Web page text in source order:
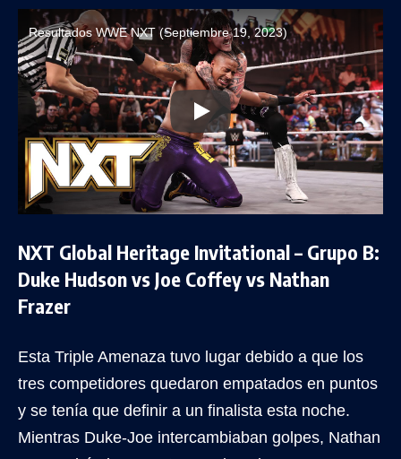
Resultados WWE NXT (Septiembre 19, 2023)
NXT Global Heritage Invitational – Grupo B:
Duke Hudson vs Joe Coffey vs Nathan
Frazer
Esta Triple Amenaza tuvo lugar debido a que los
tres competidores quedaron empatados en puntos
y se tenía que definir a un finalista esta noche.
Mientras Duke-Joe intercambiaban golpes, Nathan